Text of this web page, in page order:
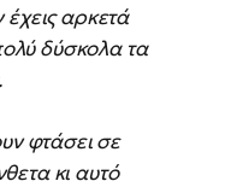
αρκετά
δύσκολα τα
φτάσει σε
κι αυτό